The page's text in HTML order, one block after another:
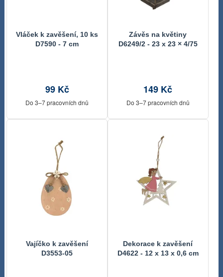
Vláček k zavěšení, 10 ks
D7590 - 7 cm
99 Kč
Do 3–7 pracovních dnů
Závěs na květiny
D6249/2 - 23 x 23 × 4/75
149 Kč
Do 3–7 pracovních dnů
Vajíčko k zavěšení
D3553-05
Dekorace k zavěšení
D4622 - 12 x 13 x 0,6 cm